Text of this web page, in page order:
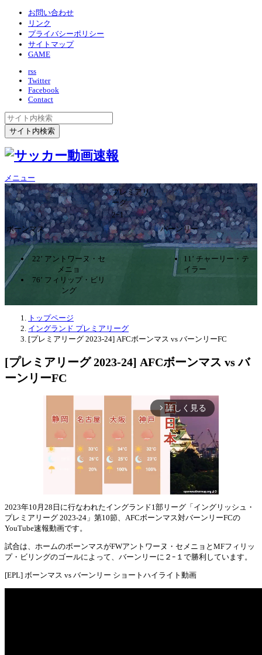
お問い合わせ
リンク
プライバシーポリシー
サイトマップ
GAME
rss
Twitter
Facebook
Contact
メニュー
プレミアリ
ーグ
2ｰ1
ボーンマス
バーンリー
22’ アントワーヌ・セ
メニョ
76’ フィリップ・ビリ
ング
11’ チャーリー・テ
イラー
トップページ
イングランド プレミアリーグ
[プレミアリーグ 2023-24] AFCボーンマス vs バーンリーFC
[プレミアリーグ 2023-24] AFCボーンマス vs バ
ーンリーFC
arrow_forward_ios 詳しく見る
2023年10月28日に行なわれたイングランド1部リーグ「イングリッシュ・
プレミアリーグ 2023-24」第10節、AFCボーンマス対バーンリーFCの
YouTube速報動画です。
試合は、ホームのボーンマスがFWアントワーヌ・セメニョとMFフィリッ
プ・ビリングのゴールによって、バーンリーに２ｰ１で勝利しています。
[EPL] ボーンマス vs バーンリー ショートハイライト動画